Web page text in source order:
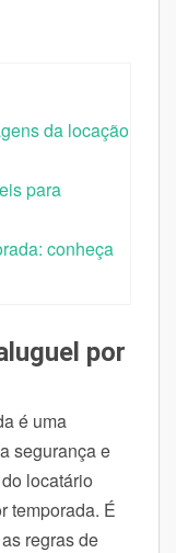
da locação
para
conheça
por
é uma
segurança e
locatário
temporada. É
regras de